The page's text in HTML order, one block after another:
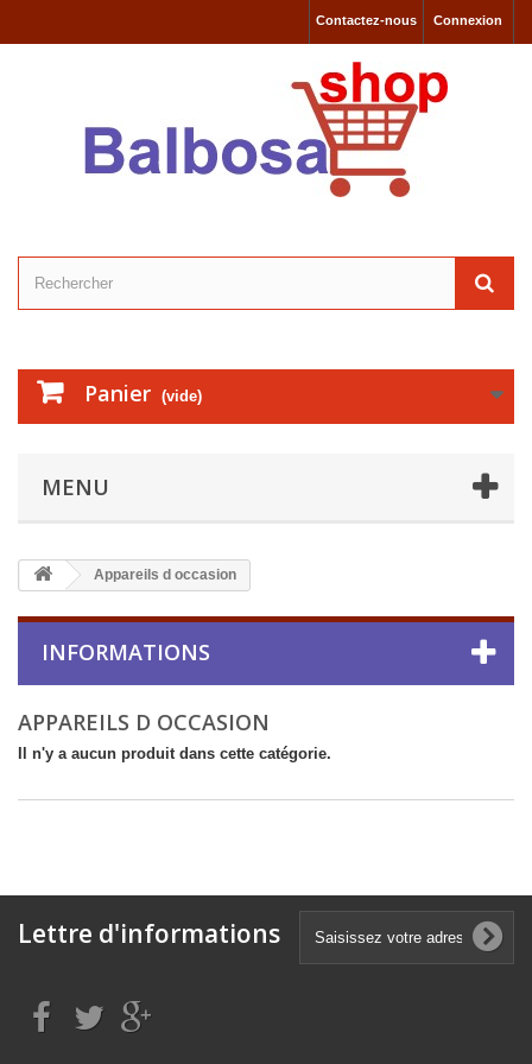
Connexion
Contactez-nous
Panier (vide)
MENU
Appareils d occasion
INFORMATIONS
APPAREILS D OCCASION
Il n'y a aucun produit dans cette catégorie.
Lettre d'informations